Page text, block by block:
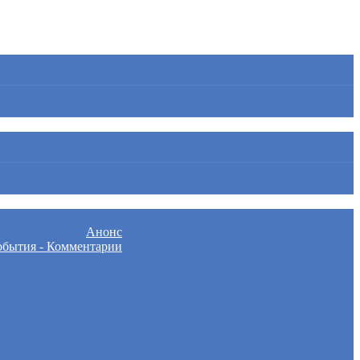
Анонс
- Комментарии